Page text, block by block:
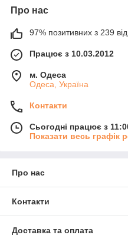
Про нас
97% позитивних з 239
Працює з 10.03.2012
м. Одеса
Одеса, Україна
Контакти
Сьогодні працює з
Показати весь графік
Про нас
Контакти
Доставка та оплата